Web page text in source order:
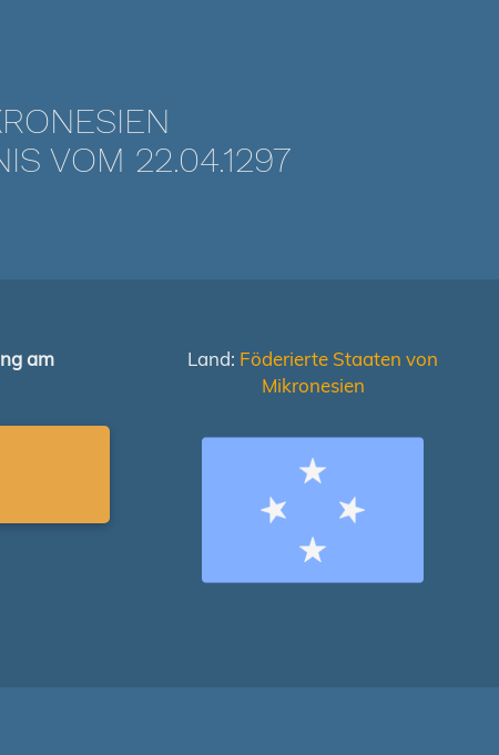
VOM 22.04.1297
am
Land: Föderierte Staaten von
Mikronesien